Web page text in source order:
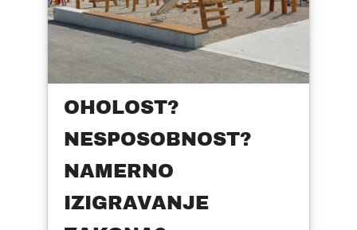
OHOLOST?
NESPOSOBNOST?
NAMERNO
IZIGRAVANJE